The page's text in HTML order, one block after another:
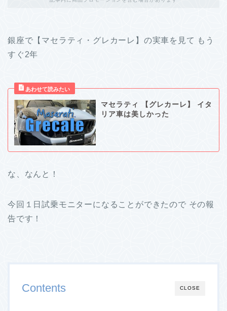
銀座で【マセラティ・グレカーレ】の実車を見て もう
すぐ2年
マセラティ 【グレカーレ】 イタ
リア車は美しかった
な、なんと！
今回１日試乗モニターになることができたので その報
告です！
CLOSE
Contents